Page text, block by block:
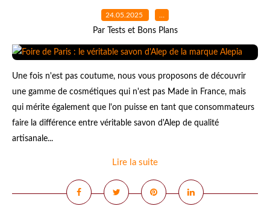
24.05.2025 …
Par Tests et Bons Plans
Une fois n'est pas coutume, nous vous proposons de découvrir
une gamme de cosmétiques qui n'est pas Made in France, mais
qui mérite également que l'on puisse en tant que consommateurs
faire la différence entre véritable savon d'Alep de qualité
artisanale...
Lire la suite